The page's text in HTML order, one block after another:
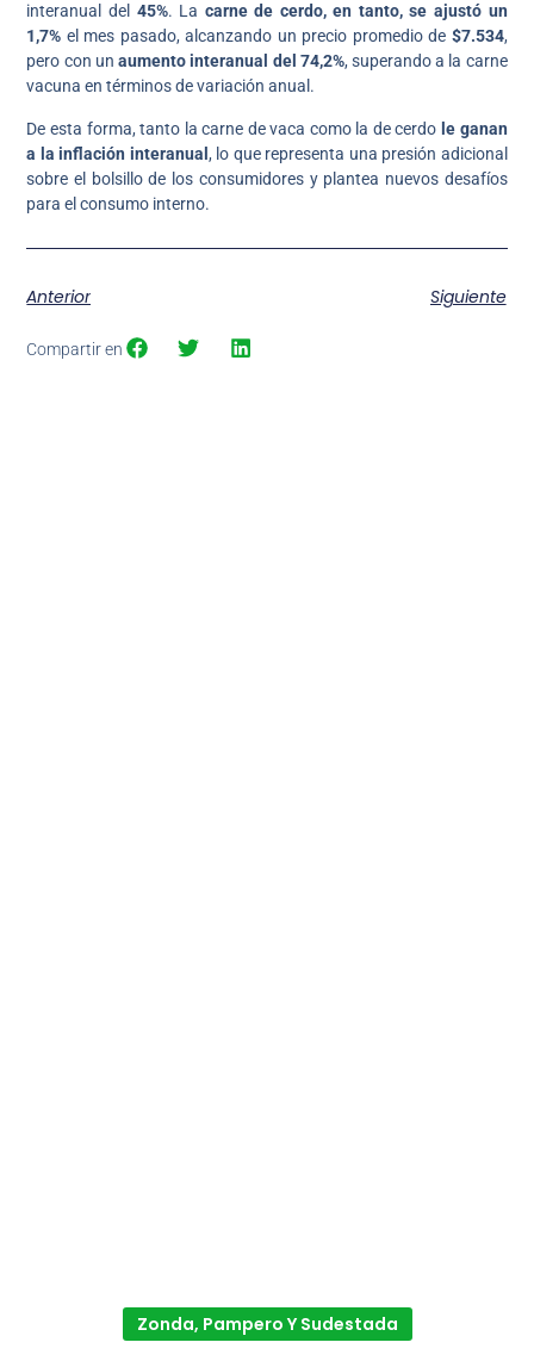
interanual del 45%. La carne de cerdo, en tanto, se ajustó un
1,7% el mes pasado, alcanzando un precio promedio de $7.534,
pero con unaumento interanual del 74,2%, superando a la carne
vacuna en términos de variación anual.
De esta forma, tanto la carne de vaca como la de cerdo le ganan
a la inflación interanual , lo que representa una presión adicional
sobre el bolsillo de los consumidores y plantea nuevos desafíos
para el consumo interno.
Anterior Siguiente
Compartir en
Zonda, Pampero Y Sudestada